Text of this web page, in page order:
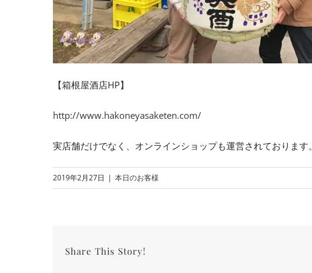
【箱根屋酒店HP】
http://www.hakoneyasaketen.com/
実店舗だけでなく、オンラインショップも運営されております。
2019年2月27日 | 本日のお客様
Share This Story!